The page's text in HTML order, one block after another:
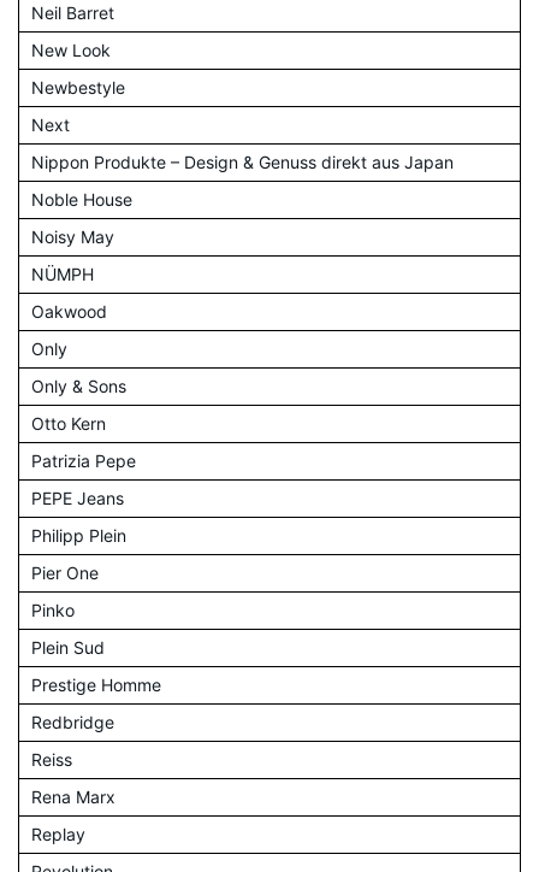
Neil Barret
New Look
Newbestyle
Next
Nippon Produkte – Design & Genuss direkt aus Japan
Noble House
Noisy May
NÜMPH
Oakwood
Only
Only & Sons
Otto Kern
Patrizia Pepe
PEPE Jeans
Philipp Plein
Pier One
Pinko
Plein Sud
Prestige Homme
Redbridge
Reiss
Rena Marx
Replay